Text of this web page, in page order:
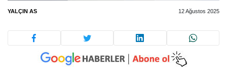
YALÇIN AS 12 Ağustos 2025